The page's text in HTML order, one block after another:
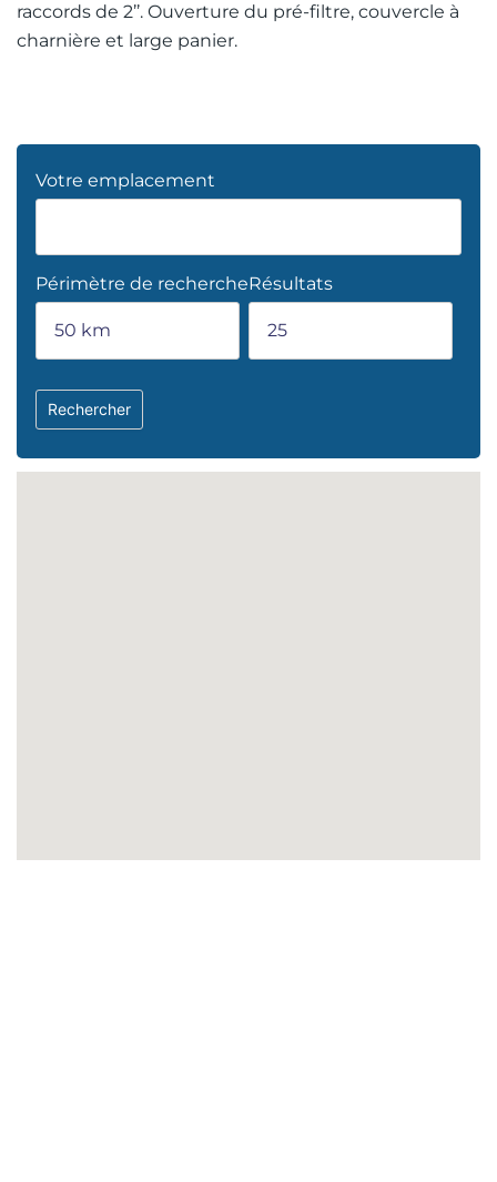
raccords de 2’’. Ouverture du pré-filtre, couvercle à
charnière et large panier.
Votre emplacement
Périmètre de rechercheRésultats